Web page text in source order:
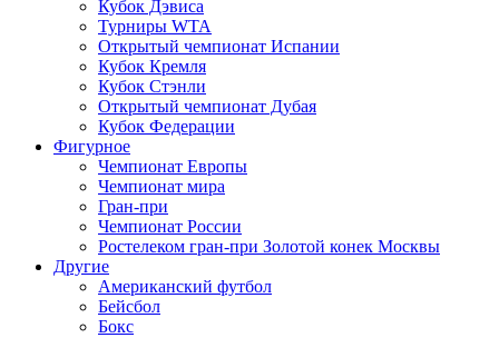
Кубок Дэвиса
Турниры WTA
Открытый чемпионат Испании
Кубок Кремля
Кубок Стэнли
Открытый чемпионат Дубая
Кубок Федерации
Фигурное
Чемпионат Европы
Чемпионат мира
Гран-при
Чемпионат России
Ростелеком гран-при Золотой конек Москвы
Другие
Американский футбол
Бейсбол
Бокс